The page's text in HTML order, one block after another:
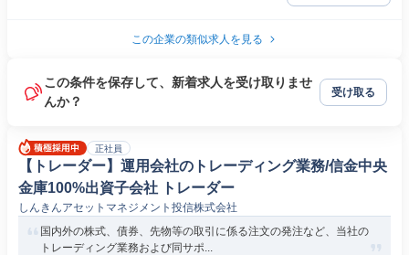
この企業の類似求人を見る
この条件を保存して、新着求人を受け取りませ
んか？
受け取る
正社員
【トレーダー】運用会社のトレーディング業務/信金中央
金庫100%出資子会社 トレーダー
しんきんアセットマネジメント投信株式会社
国内外の株式、債券、先物等の取引に係る注文の発注など、当社の
トレーディング業務および同サポ...